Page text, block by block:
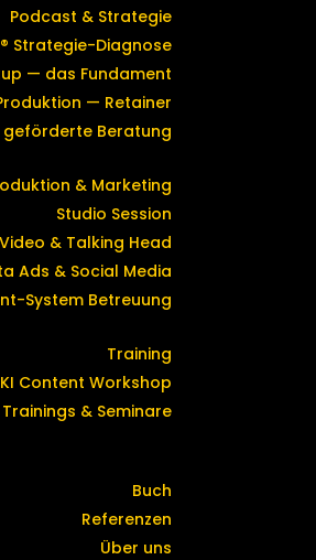
Podcast & Strategie
Strategie-Diagnose
— das Fundament
— Retainer
geförderte Beratung
& Marketing
Studio Session
& Talking Head
Ads & Social Media
System Betreuung
Training
KI Content Workshop
Trainings & Seminare
Buch
Referenzen
Über uns